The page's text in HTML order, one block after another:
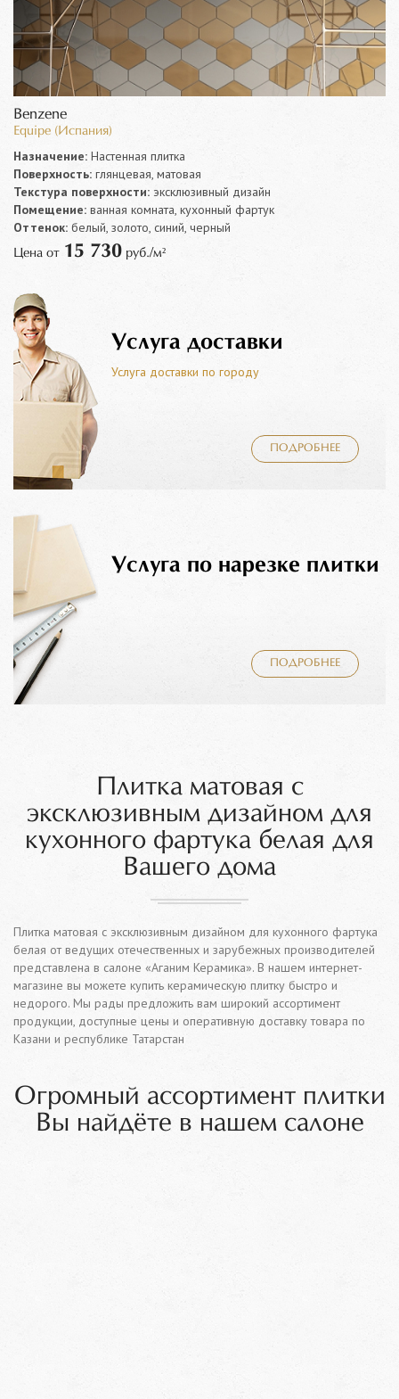
Benzene
Equipe (Испания)
Назначение: Настенная плитка
Поверхность: глянцевая, матовая
Текстура поверхности: эксклюзивный дизайн
Помещение: ванная комната, кухонный фартук
Оттенок: белый, золото, синий, черный
Цена от 15 730 руб./м²
Услуга доставки
Услуга доставки по городу
ПОДРОБНЕЕ
Услуга по нарезке плитки
ПОДРОБНЕЕ
Плитка матовая с
эксклюзивным дизайном для
кухонного фартука белая для
Вашего дома
Плитка матовая с эксклюзивным дизайном для кухонного фартука
белая от ведущих отечественных и зарубежных производителей
представлена в салоне «Аганим Керамика». В нашем интернет-
магазине вы можете купить керамическую плитку быстро и
недорого. Мы рады предложить вам широкий ассортимент
продукции, доступные цены и оперативную доставку товара по
Казани и республике Татарстан
Огромный ассортимент плитки
Вы найдёте в нашем салоне